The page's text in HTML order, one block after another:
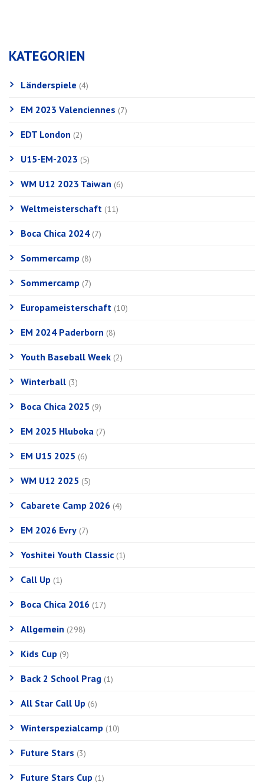
KATEGORIEN
Länderspiele (4)
EM 2023 Valenciennes (7)
EDT London (2)
U15-EM-2023 (5)
WM U12 2023 Taiwan (6)
Weltmeisterschaft (11)
Boca Chica 2024(7)
Sommercamp (8)
Sommercamp (7)
Europameisterschaft (10)
EM 2024 Paderborn (8)
Youth Baseball Week (2)
Winterball (3)
Boca Chica 2025 (9)
EM 2025 Hluboka (7)
EM U15 2025 (6)
WM U12 2025 (5)
Cabarete Camp 2026 (4)
EM 2026 Evry (7)
Yoshitei Youth Classic (1)
Call Up (1)
Boca Chica 2016 (17)
Allgemein (298)
Kids Cup (9)
Back 2 School Prag (1)
All Star Call Up (6)
Winterspezialcamp (10)
Future Stars (3)
Future Stars Cup (1)